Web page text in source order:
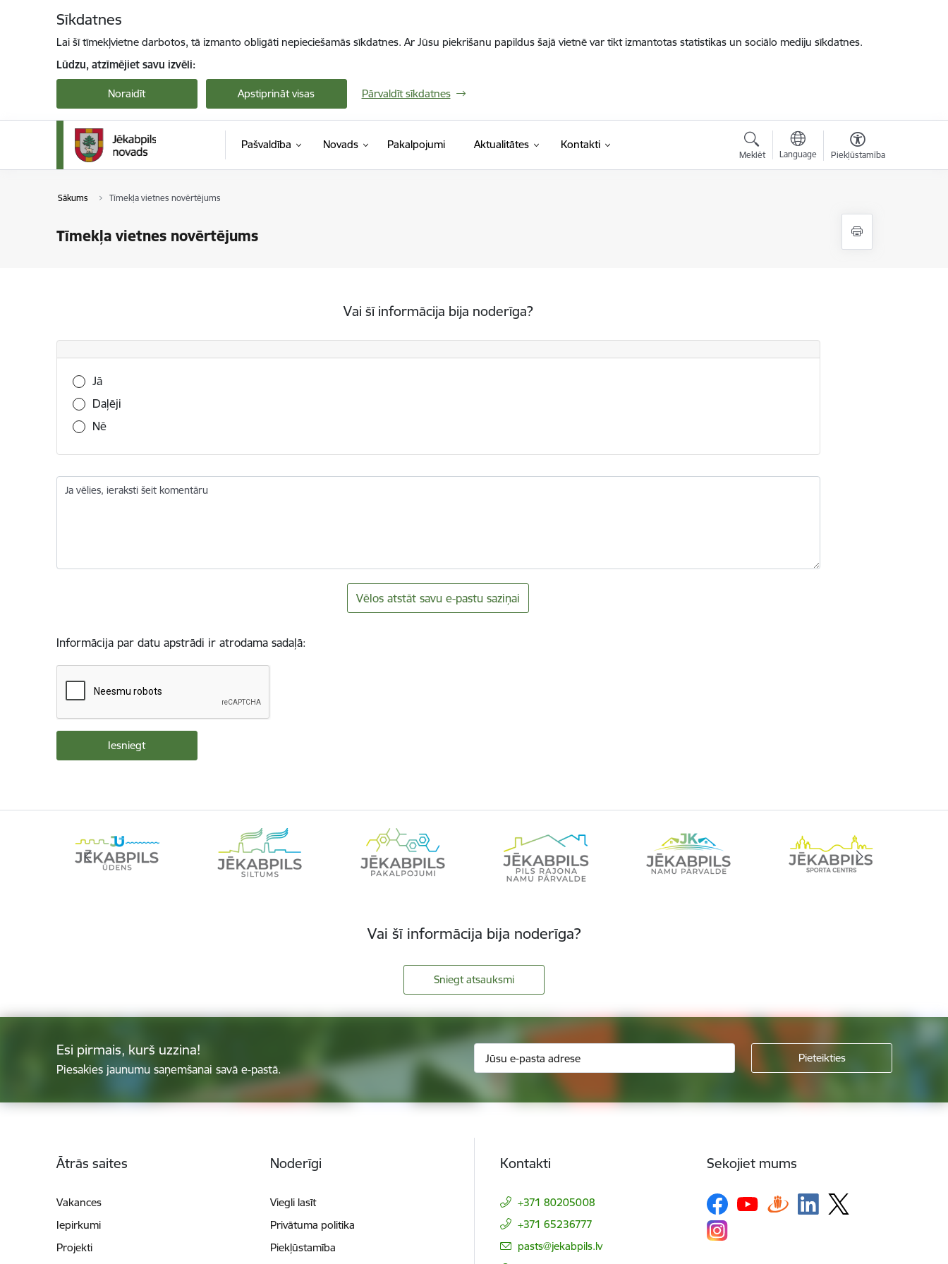
Sīkdatnes
Lai šī tīmekļvietne darbotos, tā izmanto obligāti nepieciešamās sīkdatnes. Ar Jūsu piekrišanu papildus šajā vietnē var tikt izmantotas statistikas un sociālo mediju sīkdatnes.
Lūdzu, atzīmējiet savu izvēli:
Noraidīt Apstiprināt visas Pārvaldīt sīkdatnes
Pašvaldība Novads Pakalpojumi Aktualitātes Kontakti
Meklēt Language Piekļūstamība
Sākums Tīmekļa vietnes novērtējums
Tīmekļa vietnes novērtējums
Vai šī informācija bija noderīga?
Vai šī informācija bija noderīga?
Jā
Daļēji
Nē
Ja vēlies, ieraksti šeit komentāru
Vēlos atstāt savu e-pastu saziņai
Informācija par datu apstrādi ir atrodama sadaļā:
Vai šī informācija bija noderīga?
Sniegt atsauksmi
Esi pirmais, kurš uzzina!
Piesakies jaunumu saņemšanai savā e-pastā.
Ātrās saites
Vakances
Iepirkumi
Projekti
Noderīgi
Viegli lasīt
Privātuma politika
Piekļūstamība
Kontakti
+371 80205008
+371 65236777
E-pasts:
pasts@jekabpils.lv
Sekojiet mums